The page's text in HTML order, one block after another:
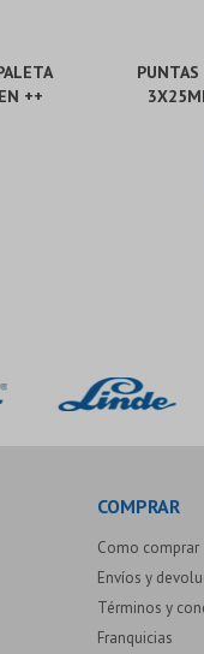
++
COMPRAR
Como comprar
Envíos y
Términos y
Franquicias